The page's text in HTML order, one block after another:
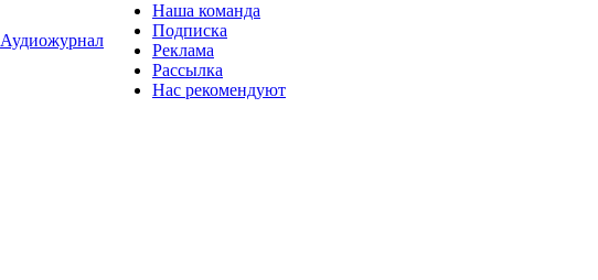
Аудиожурнал
Наша команда
Подписка
Реклама
Рассылка
Нас рекомендуют